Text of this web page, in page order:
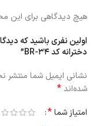
هیچ دیدگاهی برای این
اولین نفری باشید که
دخترانه کد BR-34”
نشانی ایمیل شما منتشر
شده‌اند*
امتیاز شما*